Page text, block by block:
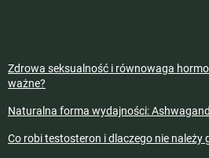
Zdrowa seksualność i równowaga
ważne?
Naturalna forma wydajności:
Co robi testosteron i dlaczego nie należy